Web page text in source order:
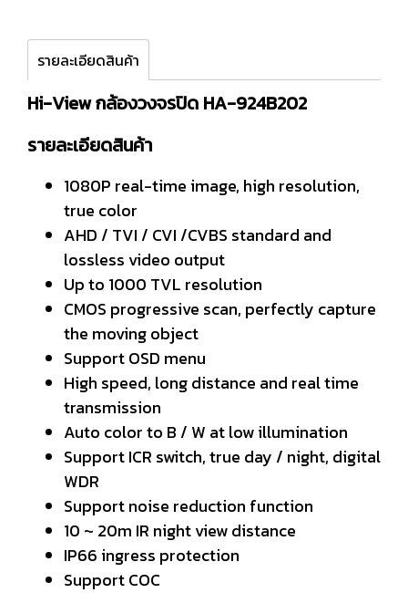
รายละเอียดสินค้า
Hi-View กล้องวงจรปิด HA-924B202
รายละเอียดสินค้า
1080P real-time image, high resolution,
true color
AHD / TVI / CVI /CVBS standard and
lossless video output
Up to 1000 TVL resolution
CMOS progressive scan, perfectly capture
the moving object
Support OSD menu
High speed, long distance and real time
transmission
Auto color to B / W at low illumination
Support ICR switch, true day / night, digital
WDR
Support noise reduction function
10 ~ 20m IR night view distance
IP66 ingress protection
Support COC